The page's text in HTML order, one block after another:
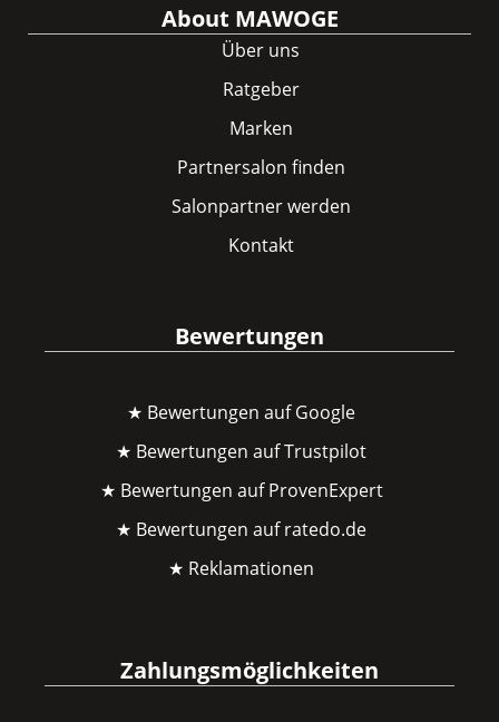
About MAWOGE
Über uns
Ratgeber
Marken
Partnersalon finden
Salonpartner werden
Kontakt
Bewertungen
★ Bewertungen auf Google
★ Bewertungen auf Trustpilot
★ Bewertungen auf ProvenExpert
★ Bewertungen auf ratedo.de
★ Reklamationen
Zahlungsmöglichkeiten